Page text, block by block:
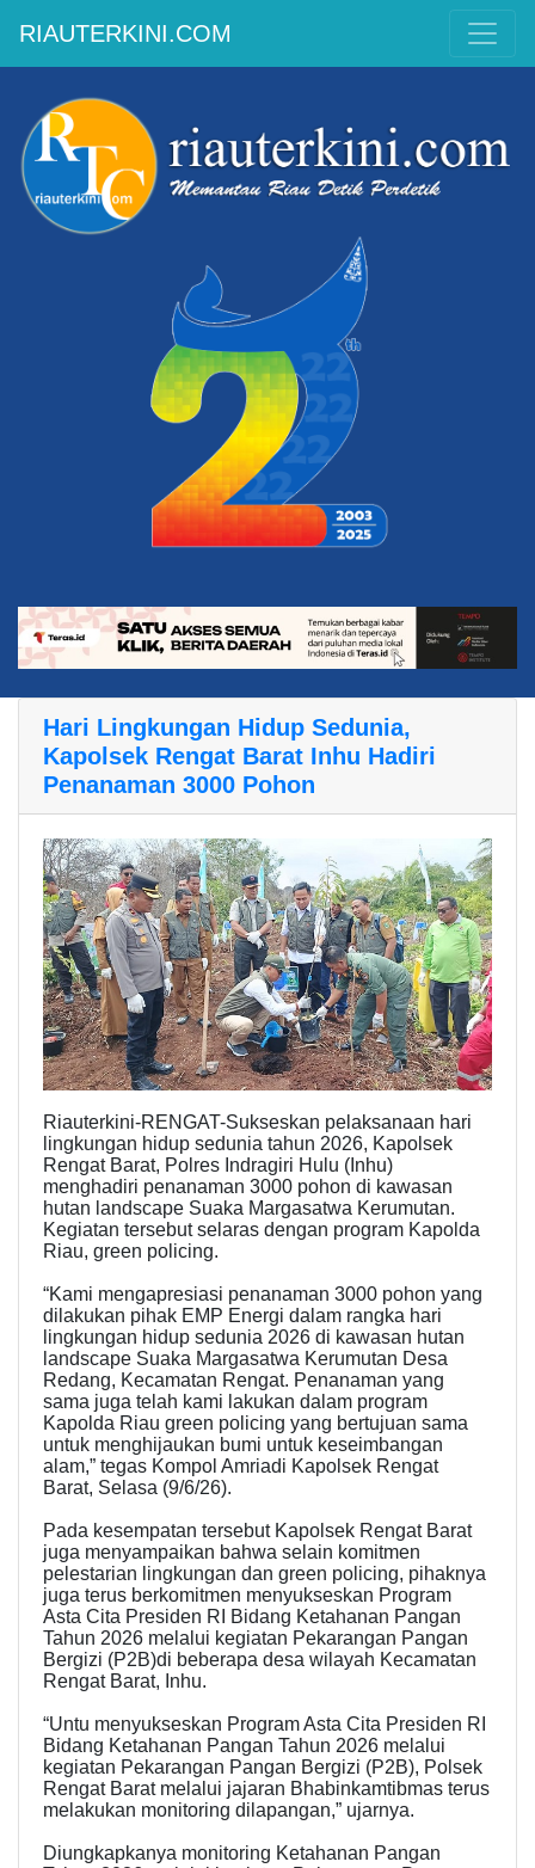
RIAUTERKINI.COM
Hari Lingkungan Hidup Sedunia,
Kapolsek Rengat Barat Inhu Hadiri
Penanaman 3000 Pohon
Riauterkini-RENGAT-Sukseskan pelaksanaan hari
lingkungan hidup sedunia tahun 2026, Kapolsek
Rengat Barat, Polres Indragiri Hulu (Inhu)
menghadiri penanaman 3000 pohon di kawasan
hutan landscape Suaka Margasatwa Kerumutan.
Kegiatan tersebut selaras dengan program Kapolda
Riau, green policing.
“Kami mengapresiasi penanaman 3000 pohon yang
dilakukan pihak EMP Energi dalam rangka hari
lingkungan hidup sedunia 2026 di kawasan hutan
landscape Suaka Margasatwa Kerumutan Desa
Redang, Kecamatan Rengat. Penanaman yang
sama juga telah kami lakukan dalam program
Kapolda Riau green policing yang bertujuan sama
untuk menghijaukan bumi untuk keseimbangan
alam,” tegas Kompol Amriadi Kapolsek Rengat
Barat, Selasa (9/6/26).
Pada kesempatan tersebut Kapolsek Rengat Barat
juga menyampaikan bahwa selain komitmen
pelestarian lingkungan dan green policing, pihaknya
juga terus berkomitmen menyukseskan Program
Asta Cita Presiden RI Bidang Ketahanan Pangan
Tahun 2026 melalui kegiatan Pekarangan Pangan
Bergizi (P2B)di beberapa desa wilayah Kecamatan
Rengat Barat, Inhu.
“Untu menyukseskan Program Asta Cita Presiden RI
Bidang Ketahanan Pangan Tahun 2026 melalui
kegiatan Pekarangan Pangan Bergizi (P2B), Polsek
Rengat Barat melalui jajaran Bhabinkamtibmas terus
melakukan monitoring dilapangan,” ujarnya.
Diungkapkanya monitoring Ketahanan Pangan